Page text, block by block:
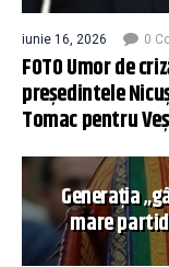
iunie 16, 2026 0
FOTO Umor de
președintele
Tomac pentru
Generația
mare